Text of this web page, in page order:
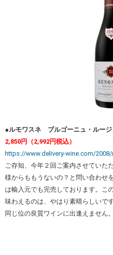
●ルモワスネ ブルゴーニュ・ルー
2,850円（2,992円税込）
https://www.delivery-wine.com/2008/
ご存知、今年２回ご案内させていた
様からももうないの？と問い合わせ
は輸入元でも完売しております。こ
味わえるのは、やはり素晴らしいで
同じ位の良質ワインに出逢えません